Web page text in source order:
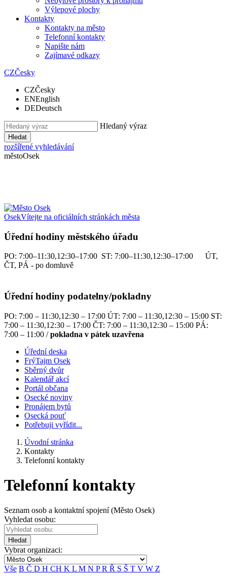
Výlepové plochy
Kontakty
Kontakty na město
Telefonní kontakty
Napište nám
Zajímavé odkazy
CZČesky
CZČesky
ENEnglish
DEDeutsch
Hledaný výraz
Hledat
rozšířené vyhledávání
městoOsek
OsekVítejte na oficiálních stránkách města
Úřední hodiny městského úřadu
PO: 7:00–11:30,12:30–17:00 ST: 7:00–11:30,12:30–17:00 ÚT,
ČT, PÁ - po domluvě
Úřední hodiny podatelny/pokladny
PO: 7:00 – 11:30,12:30 – 17:00 ÚT: 7:00 – 11:30,12:30 – 15:00 ST:
7:00 – 11:30,12:30 – 17:00 ČT: 7:00 – 11:30,12:30 – 15:00 PÁ:
7:00 – 11:00 /pokladna v pátek uzavřena
Úřední deska
FrýTajm Osek
Sběrný dvůr
Kalendář akcí
Portál občana
Osecké noviny
Pronájem bytů
Osecká pouť
Potřebuji vyřídit...
Úvodní stránka
Kontakty
Telefonní kontakty
Telefonní kontakty
Seznam osob a kontaktní spojení (Město Osek)
Vyhledat osobu:
Hledat
Vybrat organizaci:
Vše B Č D H CH K L M N PR Ř S Š T V W Z